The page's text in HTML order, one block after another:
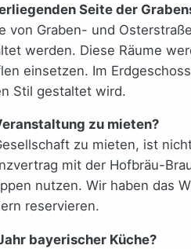
Seite der
von Graben- und
werden. Diese Räume
einsetzen. Im
Stil gestaltet wird.
zu mieten?
zu mieten, ist
mit der Hofbräu-
nutzen. Wir haben das
reservieren.
bayerischer Küche?